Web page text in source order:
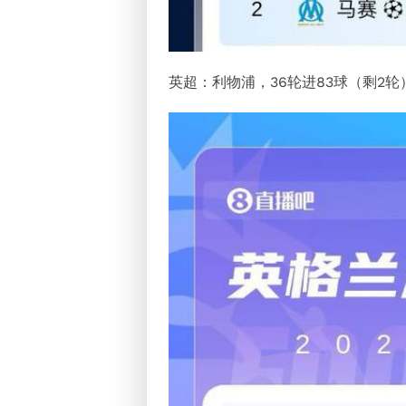
英超：利物浦，36轮进83球（剩2轮